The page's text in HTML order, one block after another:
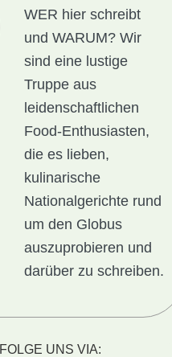
WER hier schreibt
und WARUM?Wir
sind eine lustige
Truppe aus
leidenschaftlichen
Food-Enthusiasten,
die es lieben,
kulinarische
Nationalgerichte rund
um den Globus
auszuprobieren und
darüber zu schreiben.
FOLGE UNS VIA: